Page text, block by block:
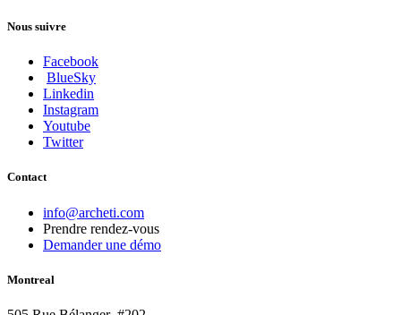
Nous suivre
Facebook
BlueSky
Linkedin
Instagram
Youtube
Twitter
Contact
info@archeti.com
Prendre rendez-vous
Demander une démo
Montreal